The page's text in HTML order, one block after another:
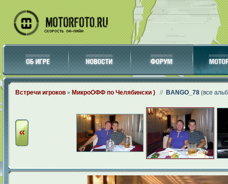
Встречи игроков » МикроОФФ по Челябински ) // BANGO_78 (все